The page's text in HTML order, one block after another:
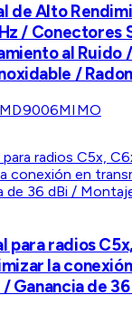
de Alto
/ Conectores
al Ruido
/
para radios
la
Ganancia de